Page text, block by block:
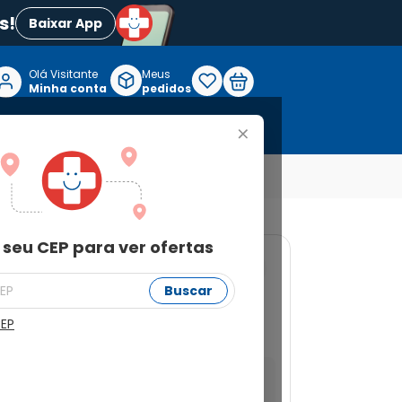
Baixar App
+
CEP para ver ofertas
Buscar
Olá Visitante
Minha conta
Meus
pedidos
60 Blísteres com 4
ver ofertas